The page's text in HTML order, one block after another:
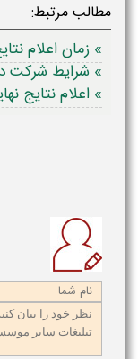
مطالب مرتبط:
» زمان اعلام
» شرایط شرکت
» اعلام نتایج